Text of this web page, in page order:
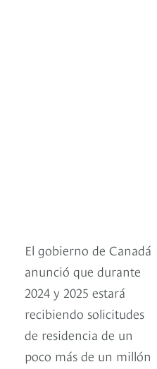
El gobierno de Canadá
anunció que durante
2024 y 2025 estará
recibiendo solicitudes
de residencia de un
poco más de un millón